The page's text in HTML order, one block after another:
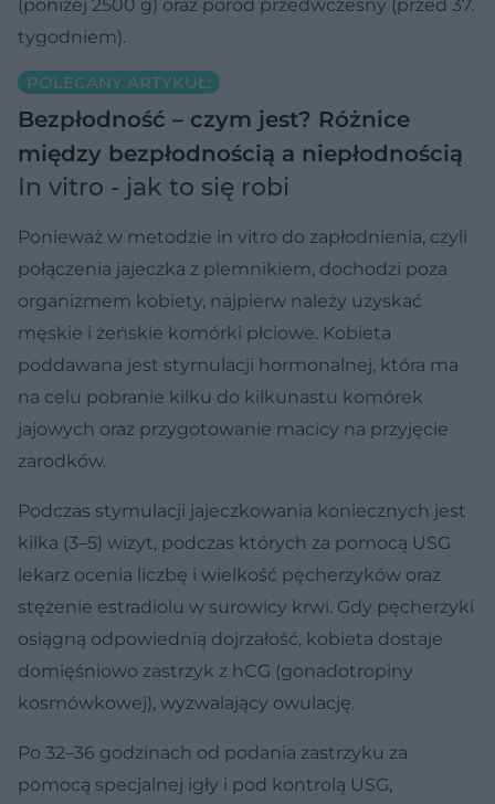
(poniżej 2500 g) oraz poród przedwczesny (przed 37.
tygodniem).
POLECANY ARTYKUŁ:
Bezpłodność – czym jest? Różnice
między bezpłodnością a niepłodnością
In vitro - jak to się robi
Ponieważ w metodzie in vitro do zapłodnienia, czyli
połączenia jajeczka z plemnikiem, dochodzi poza
organizmem kobiety, najpierw należy uzyskać
męskie i żeńskie komórki płciowe. Kobieta
poddawana jest stymulacji hormonalnej, która ma
na celu pobranie kilku do kilkunastu komórek
jajowych oraz przygotowanie macicy na przyjęcie
zarodków.
Podczas stymulacji jajeczkowania koniecznych jest
kilka (3–5) wizyt, podczas których za pomocą USG
lekarz ocenia liczbę i wielkość pęcherzyków oraz
stężenie estradiolu w surowicy krwi. Gdy pęcherzyki
osiągną odpowiednią dojrzałość, kobieta dostaje
domięśniowo zastrzyk z hCG (gonadotropiny
kosmówkowej), wyzwalający owulację.
Po 32–36 godzinach od podania zastrzyku za
pomocą specjalnej igły i pod kontrolą USG,